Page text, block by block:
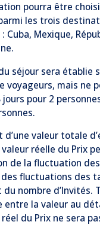
pourra être
les trois
Cuba, Mexique,
séjour sera établie
voyageurs, mais ne
jours pour 2
d’une valeur totale
valeur réelle du Prix
de la fluctuation
fluctuations des
du nombre d’Invités.
entre la valeur au
du Prix ne sera